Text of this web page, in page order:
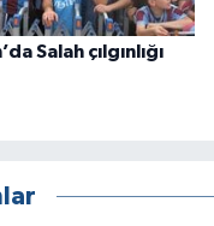
Salah çılgınlığı